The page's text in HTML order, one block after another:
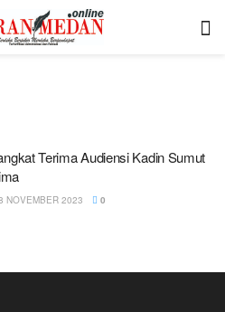
Terima Audiensi Kadin Sumut
NOVEMBER 2023 0